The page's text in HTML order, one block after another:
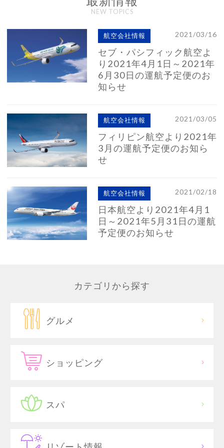
NEW TOPICS
航空会社情報 2021/03/16
セブ・パシフィック航空よ
り2021年4月1日～2021年
6月30日の運航予定便のお
知らせ
航空会社情報 2021/03/05
フィリピン航空より2021年
3月の運航予定便のお知ら
せ
航空会社情報 2021/02/18
日本航空より2021年4月1
日～2021年5月31日の運航
予定便のお知らせ
カテゴリから探す
グルメ
ショッピング
スパ